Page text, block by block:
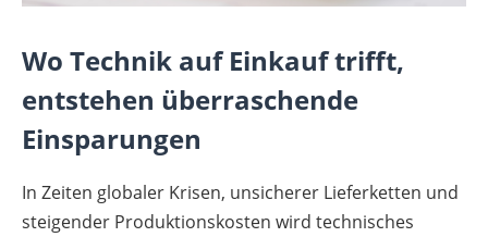
Wo Technik auf Einkauf trifft,
entstehen überraschende
Einsparungen
In Zeiten globaler Krisen, unsicherer Lieferketten und
steigender Produktionskosten wird technisches